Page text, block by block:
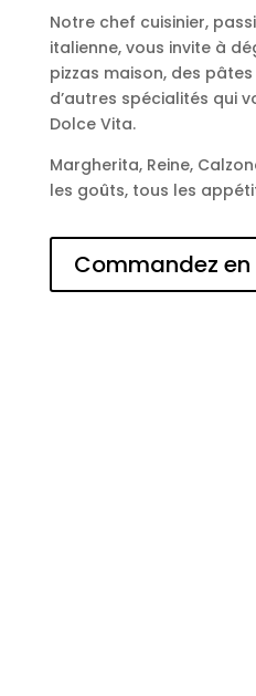
Notre chef cuisinier,
italienne, vous invite à
pizzas maison, des
d’autres spécialités qui
Dolce Vita.
Margherita, Reine,
les goûts, tous les
Commandez